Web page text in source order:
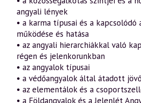
angyali lények
• a karma típusai és a kapcsolódó
működése és hatása
• az angyali hierarchiákkal való
régen és jelenkorunkban
• az angyalok típusai
• a védőangyalok által átadott
• az elementálok és a
• a Földangyalok és a Jelenlét